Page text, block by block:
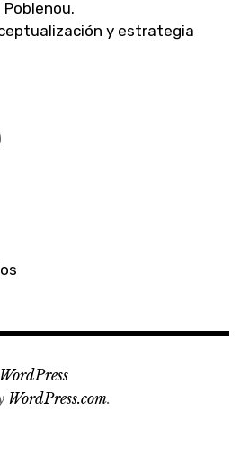
y estrategia
WordPress.com.